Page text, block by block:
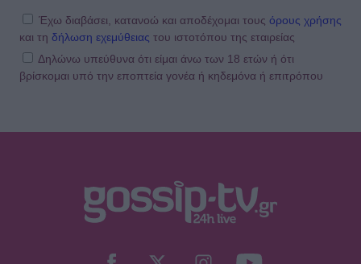
Έχω διαβάσει, κατανοώ και αποδέχομαι τους όρους χρήσης
και τη δήλωση εχεμύθειας του ιστοτόπου της εταιρείας
Δηλώνω υπεύθυνα ότι είμαι άνω των 18 ετών ή ότι
βρίσκομαι υπό την εποπτεία γονέα ή κηδεμόνα ή επιτρόπου